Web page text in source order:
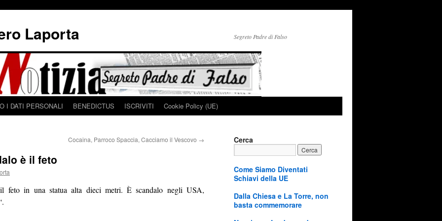
Laporta Segreto Padre di Falso
I DATI PERSONALI BENEDICTUS ISCRIVITI Cookie Policy (UE)
Cocaina, Parroco Spaccia, Cacciamo il Vescovo →
è il feto
in una statua alta dieci metri. È scandalo negli USA,
Cerca
Come Siamo Diventati
Schiavi della UE
Dalla Chiesa e La Torre, non
basta commemorare